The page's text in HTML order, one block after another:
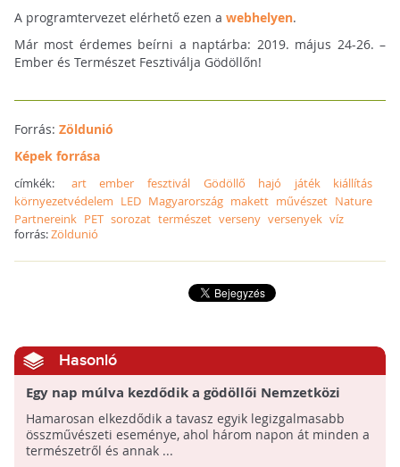
A programtervezet elérhető ezen a webhelyen.
Már most érdemes beírni a naptárba: 2019. május 24-26. –
Ember és Természet Fesztiválja Gödöllőn!
Forrás: Zöldunió
Képek forrása
címkék: art ember fesztivál Gödöllő hajó játék
kiállítás
környezetvédelem LED Magyarország makett művészet Nature
Partnereink PET sorozat természet verseny versenyek víz
forrás:Zöldunió
Hasonló
Egy nap múlva kezdődik a gödöllői Nemzetközi
Természetfilm Fesztivál!
Hamarosan elkezdődik a tavasz egyik legizgalmasabb
összművészeti eseménye, ahol három napon át minden a
természetről és annak ...